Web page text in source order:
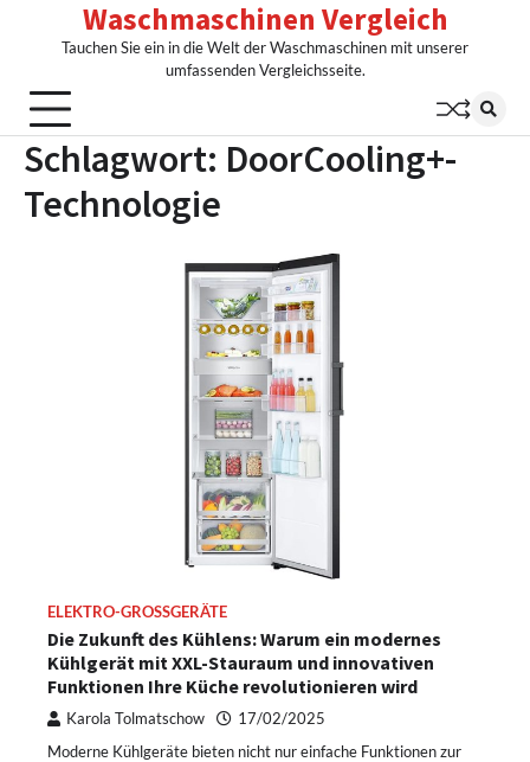
Waschmaschinen Vergleich
Tauchen Sie ein in die Welt der Waschmaschinen mit unserer
umfassenden Vergleichsseite.
Schlagwort: DoorCooling+-
Technologie
ELEKTRO-GROSSGERÄTE
Die Zukunft des Kühlens: Warum ein modernes
Kühlgerät mit XXL-Stauraum und innovativen
Funktionen Ihre Küche revolutionieren wird
Karola Tolmatschow 17/02/2025
Moderne Kühlgeräte bieten nicht nur einfache Funktionen zur